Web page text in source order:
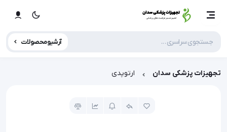
آرشیو محصولات
تجهیزات پزشکی سدان ارتوپدی